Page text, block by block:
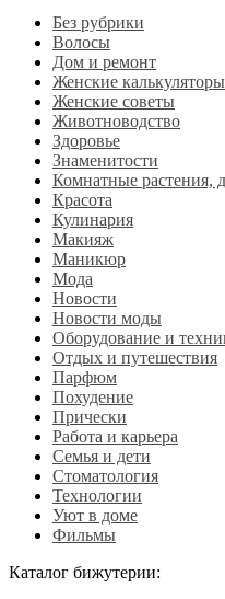
Без рубрики
Волосы
Дом и ремонт
Женские калькуляторы
Женские советы
Животноводство
Здоровье
Знаменитости
Комнатные растения,
Красота
Кулинария
Макияж
Маникюр
Мода
Новости
Новости моды
Оборудование и
Отдых и путешествия
Парфюм
Похудение
Прически
Работа и карьера
Семья и дети
Стоматология
Технологии
Уют в доме
Фильмы
Каталог бижутерии: